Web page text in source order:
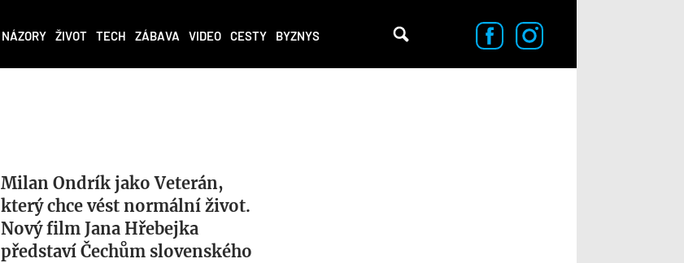
NÁZORY ŽIVOT TECH ZÁBAVA VIDEO CESTY BYZNYS
Milan Ondrík jako Veterán,
který chce vést normální život.
Nový film Jana Hřebejka
představí Čechům slovenského